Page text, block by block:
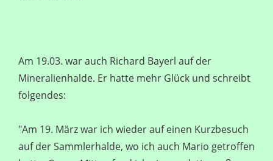
Am 19.03. war auch Richard Bayerl auf der
Mineralienhalde. Er hatte mehr Glück und schreibt
folgendes:
"Am 19. März war ich wieder auf einen Kurzbesuch
auf der Sammlerhalde, wo ich auch Mario getroffen